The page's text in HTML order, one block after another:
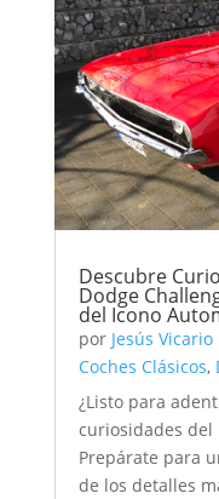
Descubre
Dodge
del Icono
por Jesús Vicario
Coches Clásicos,
¿Listo para
curiosidades del
Prepárate para
de los detalles